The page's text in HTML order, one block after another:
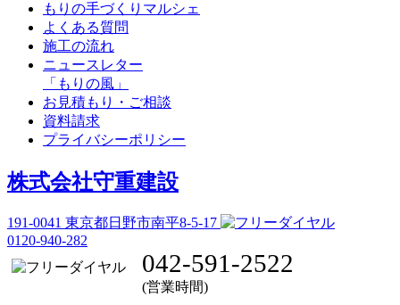
もりの手づくりマルシェ
よくある質問
施工の流れ
ニュースレター
「もりの風」
お見積もり・ご相談
資料請求
プライバシーポリシー
株式会社守重建設
191-0041 東京都日野市南平8-5-17
0120-940-282
042-591-2522
(営業時間)